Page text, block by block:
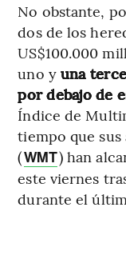
No obstante,
dos de los
US$100.000
uno y una
por debajo de
Índice de
tiempo que
(WMT) han
este viernes
durante el